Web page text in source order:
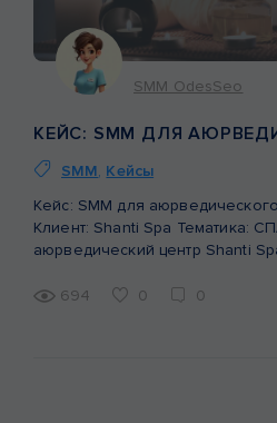
SMM OdesSeo
КЕЙС: SMM ДЛЯ
SMM, Кейсы
Кейс: SMM для
Клиент: Shanti Spa Тематика:
аюрведический центр Shanti
комплексах, где традиции
приходят за уникальной
восстановлением и
694 0 0